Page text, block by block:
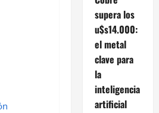
supera los
u$s14.000:
el metal
clave para
la
inteligencia
artificial